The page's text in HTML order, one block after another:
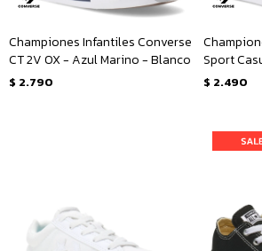
Championes Infantiles Converse
CT 2V OX - Azul Marino - Blanco
$ 2.790
Sport
Blanco
$ 2.490